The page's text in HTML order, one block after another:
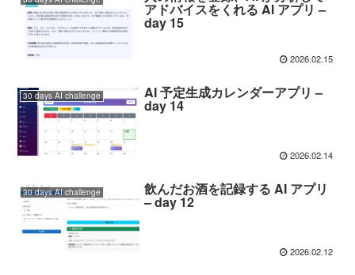
アドバイスをくれる AI アプリ –
day 15
2026.02.15
30 days AI challenge AI 予定生成カレンダーアプリ –
day 14
2026.02.14
30 days AI challenge 飲んだお酒を記録する AI アプリ
– day 12
2026.02.12